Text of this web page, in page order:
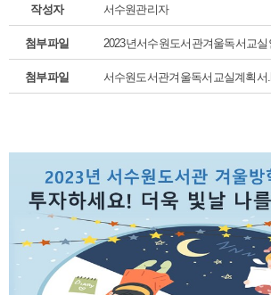
작성자 서수원관리자
첨부파일 2023년서수원도서관겨울독서교실
첨부파일 서수원도서관겨울독서교실계획서